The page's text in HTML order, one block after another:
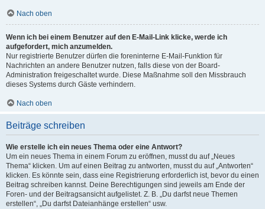
Nach oben
Wenn ich bei einem Benutzer auf den E-Mail-Link klicke, werde ich
aufgefordert, mich anzumelden.
Nur registrierte Benutzer dürfen die foreninterne E-Mail-Funktion für
Nachrichten an andere Benutzer nutzen, falls diese von der Board-
Administration freigeschaltet wurde. Diese Maßnahme soll den Missbrauch
dieses Systems durch Gäste verhindern.
Nach oben
Beiträge schreiben
Wie erstelle ich ein neues Thema oder eine Antwort?
Um ein neues Thema in einem Forum zu eröffnen, musst du auf „Neues
Thema“ klicken. Um auf einen Beitrag zu antworten, musst du auf „Antworten“
klicken. Es könnte sein, dass eine Registrierung erforderlich ist, bevor du einen
Beitrag schreiben kannst. Deine Berechtigungen sind jeweils am Ende der
Foren- und der Beitragsansicht aufgelistet. Z. B. „Du darfst neue Themen
erstellen“, „Du darfst Dateianhänge erstellen“ usw.